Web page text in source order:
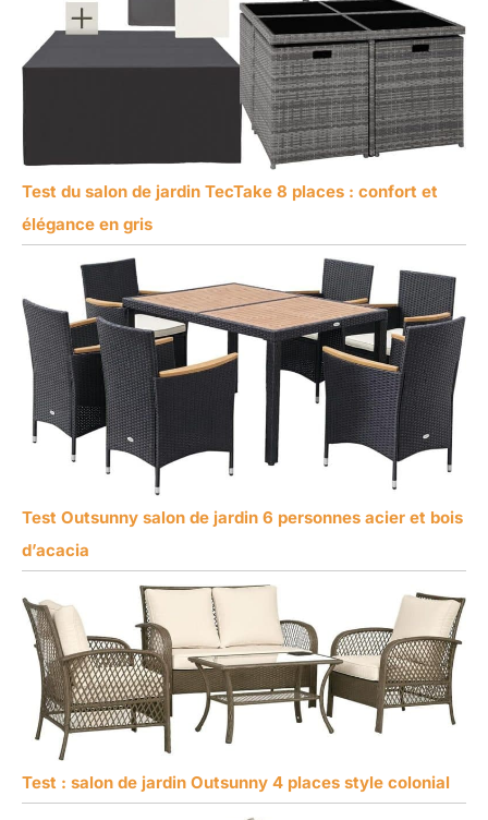
Test du salon de jardin TecTake 8 places : confort et
élégance en gris
Test Outsunny salon de jardin 6 personnes acier et bois
d’acacia
Test : salon de jardin Outsunny 4 places style colonial